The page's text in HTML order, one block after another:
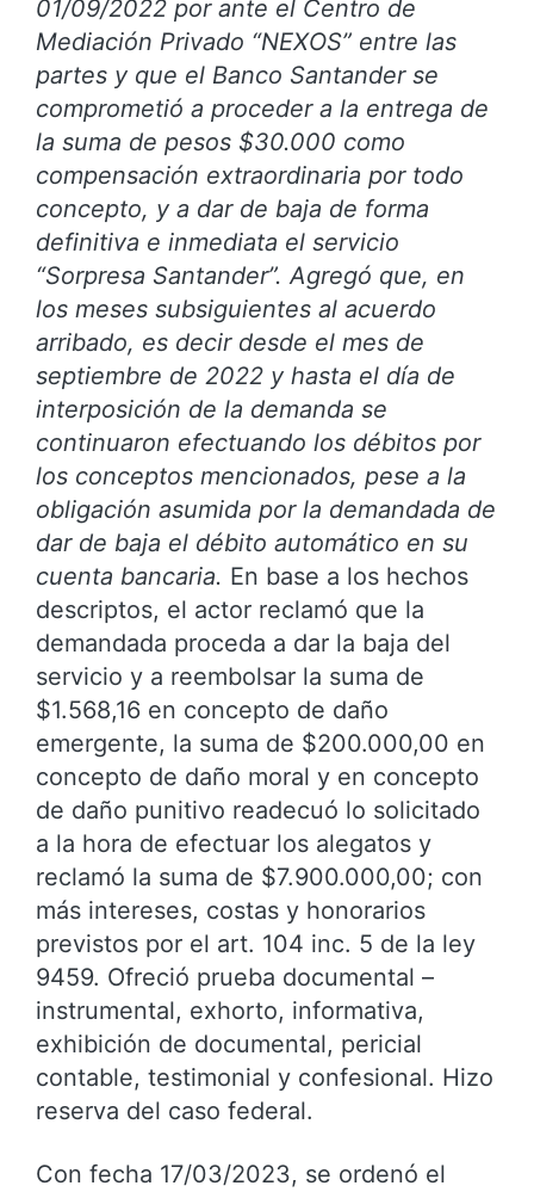
01/09/2022 por ante el Centro de
Mediación Privado “NEXOS” entre las
partes y que el Banco Santander se
comprometió a proceder a la entrega de
la suma de pesos $30.000 como
compensación extraordinaria por todo
concepto, y a dar de baja de forma
definitiva e inmediata el servicio
“Sorpresa Santander”. Agregó que, en
los meses subsiguientes al acuerdo
arribado, es decir desde el mes de
septiembre de 2022 y hasta el día de
interposición de la demanda se
continuaron efectuando los débitos por
los conceptos mencionados, pese a la
obligación asumida por la demandada de
dar de baja el débito automático en su
cuenta bancaria. En base a los hechos
descriptos, el actor reclamó que la
demandada proceda a dar la baja del
servicio y a reembolsar la suma de
$1.568,16 en concepto de daño
emergente, la suma de $200.000,00 en
concepto de daño moral y en concepto
de daño punitivo readecuó lo solicitado
a la hora de efectuar los alegatos y
reclamó la suma de $7.900.000,00; con
más intereses, costas y honorarios
previstos por el art. 104 inc. 5 de la ley
9459. Ofreció prueba documental –
instrumental, exhorto, informativa,
exhibición de documental, pericial
contable, testimonial y confesional. Hizo
reserva del caso federal.
Con fecha 17/03/2023, se ordenó el